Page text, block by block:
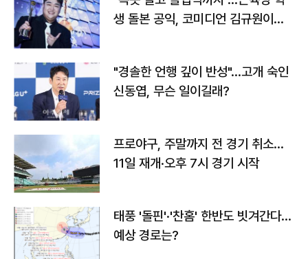
생 돌본 공익, 코미디언 김규원이었
"경솔한 언행 깊이 반성"…고개 숙인
신동엽, 무슨 일이길래?
프로야구, 주말까지 전 경기 취소…
11일 재개·오후 7시 경기 시작
태풍 '돌핀'·'찬홈' 한반도 빗겨간다…
예상 경로는?